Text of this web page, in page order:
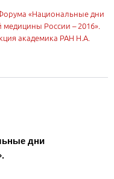
«Национальные дни
России – 2016».
академика РАН Н.А.
дни